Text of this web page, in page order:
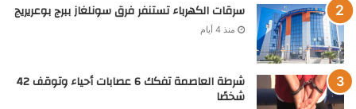
سرقات الكهرباء تستنفر فرق سونلغاز ببرج بوعريريج
منذ 4 أيام
شرطة العاصمة تفكك 6 عصابات أحياء وتوقف 42
شخصًا